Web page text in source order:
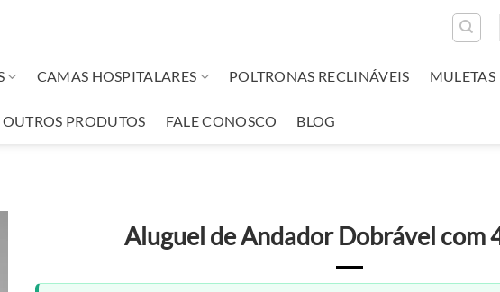
CAMAS HOSPITALARES POLTRONAS RECLINÁVEIS MULETAS
OUTROS PRODUTOS FALE CONOSCO BLOG
Aluguel de Andador Dobrável com